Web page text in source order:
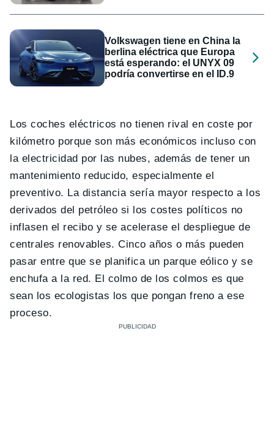
Volkswagen tiene en China la
berlina eléctrica que Europa
está esperando: el UNYX 09
podría convertirse en el ID.9
Los coches eléctricos no tienen rival en coste por
kilómetro porque son más económicos incluso con
la electricidad por las nubes, además de tener un
mantenimiento reducido, especialmente el
preventivo. La distancia sería mayor respecto a los
derivados del petróleo si los costes políticos no
inflasen el recibo y se acelerase el despliegue de
centrales renovables. Cinco años o más pueden
pasar entre que se planifica un parque eólico y se
enchufa a la red. El colmo de los colmos es que
sean los ecologistas los que pongan freno a ese
proceso.